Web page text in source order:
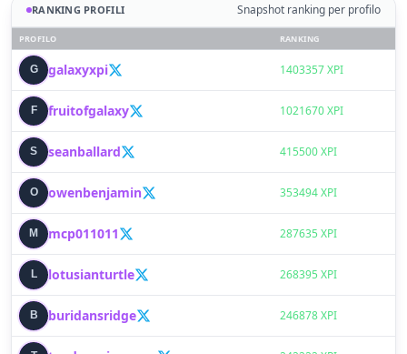
RANKING PROFILI Snapshot ranking per profilo
PROFILO RANKING
G galaxyxpi 1403357 XPI
F fruitofgalaxy 1021670 XPI
S seanballard 415500 XPI
O owenbenjamin 353494 XPI
M mcp011011 287635 XPI
L lotusianturtle 268395 XPI
B buridansridge 246878 XPI